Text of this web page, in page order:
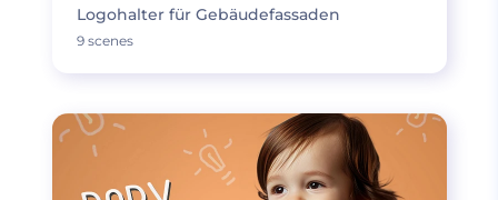
Logohalter für Gebäudefassaden
9 scenes